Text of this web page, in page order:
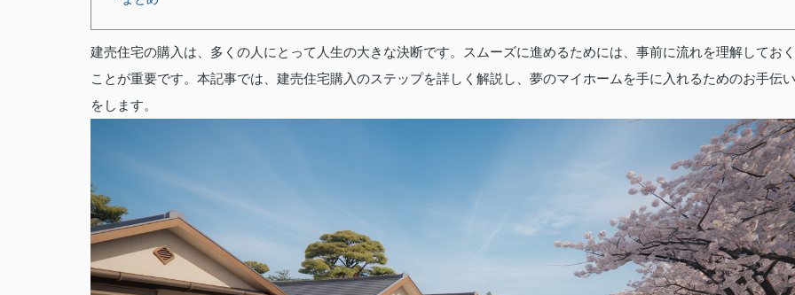
建売住宅の購入は、多くの人にとって人生の大きな決断です。スムーズに進めるためには、事前に流れを理解しておく
ことが重要です。本記事では、建売住宅購入のステップを詳しく解説し、夢のマイホームを手に入れるためのお手伝い
をします。